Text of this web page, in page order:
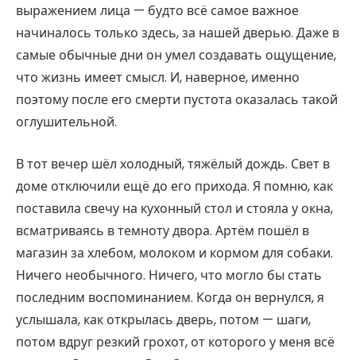
выражением лица — будто всё самое важное
начиналось только здесь, за нашей дверью. Даже в
самые обычные дни он умел создавать ощущение,
что жизнь имеет смысл. И, наверное, именно
поэтому после его смерти пустота оказалась такой
оглушительной.
В тот вечер шёл холодный, тяжёлый дождь. Свет в
доме отключили ещё до его прихода. Я помню, как
поставила свечу на кухонный стол и стояла у окна,
всматриваясь в темноту двора. Артём пошёл в
магазин за хлебом, молоком и кормом для собаки.
Ничего необычного. Ничего, что могло бы стать
последним воспоминанием. Когда он вернулся, я
услышала, как открылась дверь, потом — шаги,
потом вдруг резкий грохот, от которого у меня всё